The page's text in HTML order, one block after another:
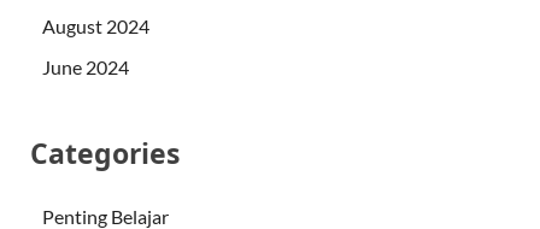
August 2024
June 2024
Categories
Penting Belajar